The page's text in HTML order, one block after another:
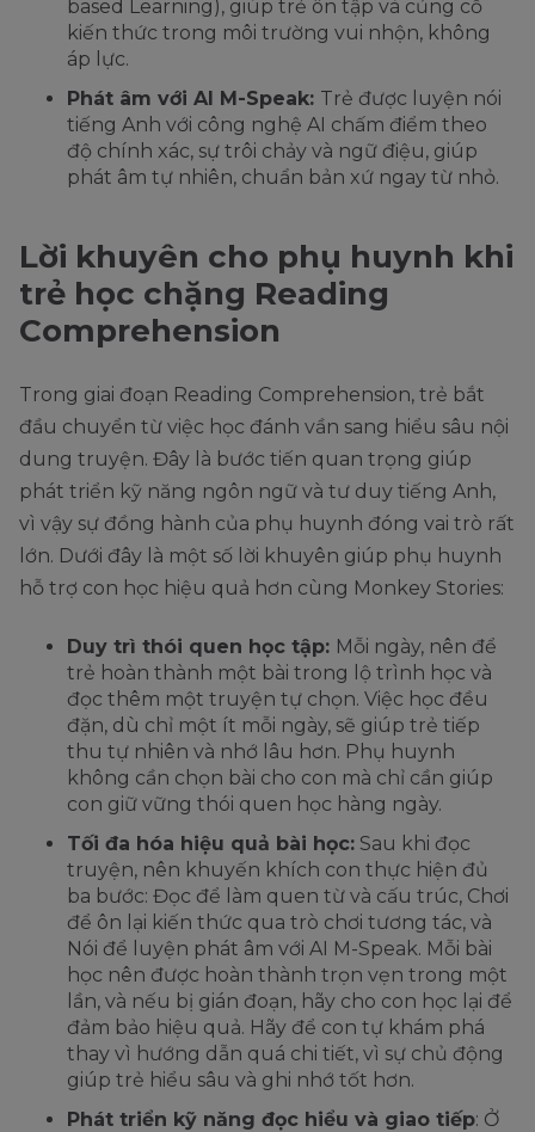
based Learning), giúp trẻ ôn tập và củng cố
kiến thức trong môi trường vui nhộn, không
áp lực.
Phát âm với AI M-Speak: Trẻ được luyện nói
tiếng Anh với công nghệ AI chấm điểm theo
độ chính xác, sự trôi chảy và ngữ điệu, giúp
phát âm tự nhiên, chuẩn bản xứ ngay từ nhỏ.
Lời khuyên cho phụ huynh khi
trẻ học chặng Reading
Comprehension
Trong giai đoạn Reading Comprehension, trẻ bắt
đầu chuyển từ việc học đánh vần sang hiểu sâu nội
dung truyện. Đây là bước tiến quan trọng giúp
phát triển kỹ năng ngôn ngữ và tư duy tiếng Anh,
vì vậy sự đồng hành của phụ huynh đóng vai trò rất
lớn. Dưới đây là một số lời khuyên giúp phụ huynh
hỗ trợ con học hiệu quả hơn cùng Monkey Stories:
Duy trì thói quen học tập: Mỗi ngày, nên để
trẻ hoàn thành một bài trong lộ trình học và
đọc thêm một truyện tự chọn. Việc học đều
đặn, dù chỉ một ít mỗi ngày, sẽ giúp trẻ tiếp
thu tự nhiên và nhớ lâu hơn. Phụ huynh
không cần chọn bài cho con mà chỉ cần giúp
con giữ vững thói quen học hàng ngày.
Tối đa hóa hiệu quả bài học: Sau khi đọc
truyện, nên khuyến khích con thực hiện đủ
ba bước: Đọc để làm quen từ và cấu trúc, Chơi
để ôn lại kiến thức qua trò chơi tương tác, và
Nói để luyện phát âm với AI M-Speak. Mỗi bài
học nên được hoàn thành trọn vẹn trong một
lần, và nếu bị gián đoạn, hãy cho con học lại để
đảm bảo hiệu quả. Hãy để con tự khám phá
thay vì hướng dẫn quá chi tiết, vì sự chủ động
giúp trẻ hiểu sâu và ghi nhớ tốt hơn.
Phát triển kỹ năng đọc hiểu và giao tiếp: Ở